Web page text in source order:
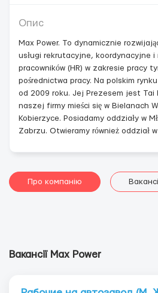
Опис
Max Power. To dynamicznie
usługi rekrutacyjne, koordynacyjne i
pracowników (HR) w zakresie pracy
pośrednictwa pracy. Na polskim
od 2009 roku. Jej Prezesem jest Tai
naszej firmy mieści się w Bielanach
Kobierzyce. Posiadamy oddziały w
Zabrzu. Otwieramy również oddział
Про компанію
Вакансії Max Power